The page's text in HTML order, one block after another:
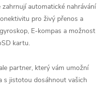
automatické nahrávání
pro živý přenos a
E-kompas a možnost
kartu.
partner, který vám umožní
s jistotou dosáhnout vašich